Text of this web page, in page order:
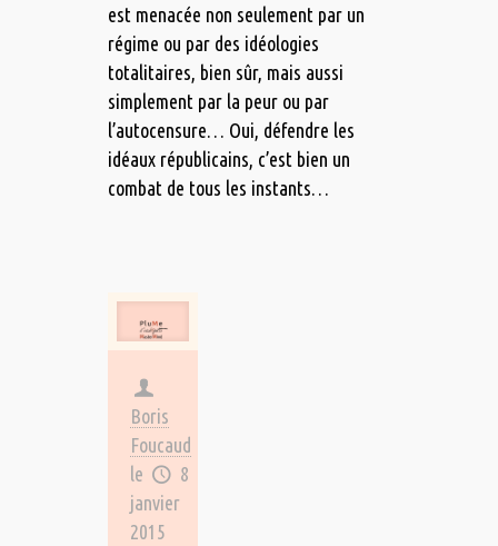
est menacée non seulement par un
régime ou par des idéologies
totalitaires, bien sûr, mais aussi
simplement par la peur ou par
l’autocensure… Oui, défendre les
idéaux républicains, c’est bien un
combat de tous les instants…
Boris
Foucaud
le
8
janvier
2015